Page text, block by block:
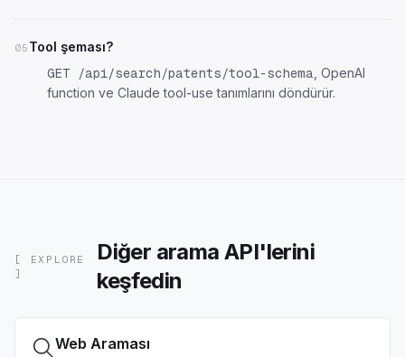
05 Tool şeması?
GET /api/search/patents/tool-schema , OpenAI
function ve Claude tool-use tanımlarını döndürür.
[ EXPLORE
]
Diğer arama API'lerini
keşfedin
Web Araması